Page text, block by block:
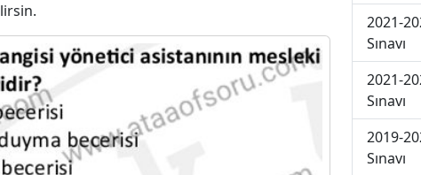
2021-
Sınavı
2021-
Sınavı
2019-
Sınavı